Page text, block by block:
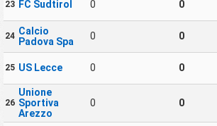
23 FC Sudtirol 0 0
24 Calcio
Padova Spa
0 0
25 US Lecce 0 0
26
Unione
Sportiva
Arezzo
0 0